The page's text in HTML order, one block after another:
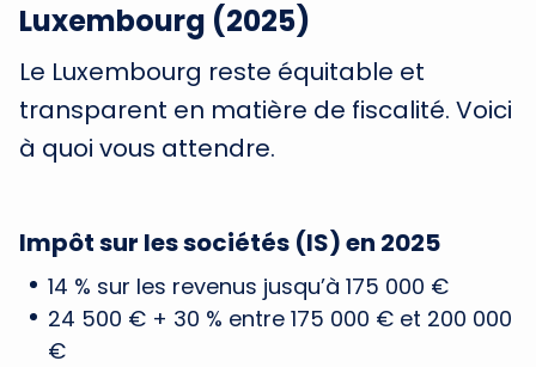
Luxembourg (2025)
Le Luxembourg reste équitable et
transparent en matière de fiscalité. Voici
à quoi vous attendre.
Impôt sur les sociétés (IS) en 2025
14 % sur les revenus jusqu’à 175 000 €
24 500 € + 30 % entre 175 000 € et 200 000
€